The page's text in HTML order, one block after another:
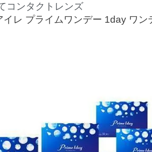
コンタクトレンズ
イレ プライムワンデー 1day ワ